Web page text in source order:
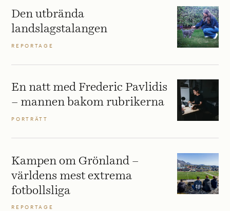
Den utbrända
landslagstalangen
REPORTAGE
En natt med Frederic Pavlidis
– mannen bakom rubrikerna
PORTRÄTT
Kampen om Grönland –
världens mest extrema
fotbollsliga
REPORTAGE